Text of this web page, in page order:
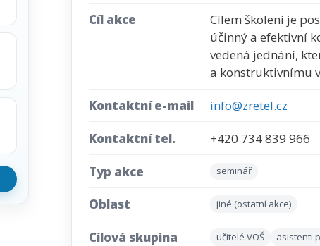
Cíl akce
Cílem školení je
účinný a efektivní
vedená jednání,
a konstruktivnímu
Kontaktní e-mail info@zretel.cz
Kontaktní tel. +420 734 839 966
Typ akce seminář
Oblast jiné (ostatní akce)
Cílová skupina učitelé VOŠ asistenti